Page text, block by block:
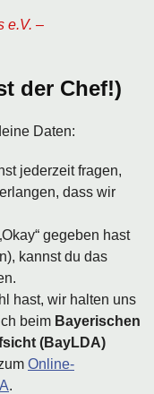
e.V. –
der Chef!)
Daten:
jederzeit fragen,
dass wir
gegeben hast
kannst du das
hast, wir halten uns
beim Bayerischen
(BayLDA)
Online-
.